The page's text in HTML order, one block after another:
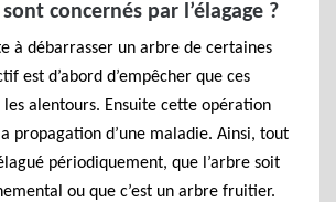
concernés par l’élagage ?
à débarrasser un arbre de certaines
est d’abord d’empêcher que ces
les alentours. Ensuite cette opération
propagation d’une maladie. Ainsi, tout
périodiquement, que l’arbre soit
ou que c’est un arbre fruitier.